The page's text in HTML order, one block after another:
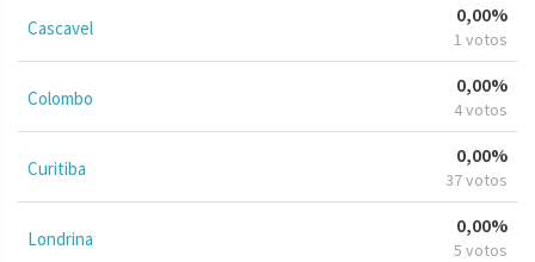
Cascavel
0,00%
1 votos
Colombo
0,00%
4 votos
Curitiba
0,00%
37 votos
Londrina
0,00%
5 votos